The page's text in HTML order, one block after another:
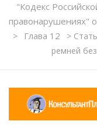
"Кодекс
правонарушениях"
> Глава 12 >
ремней